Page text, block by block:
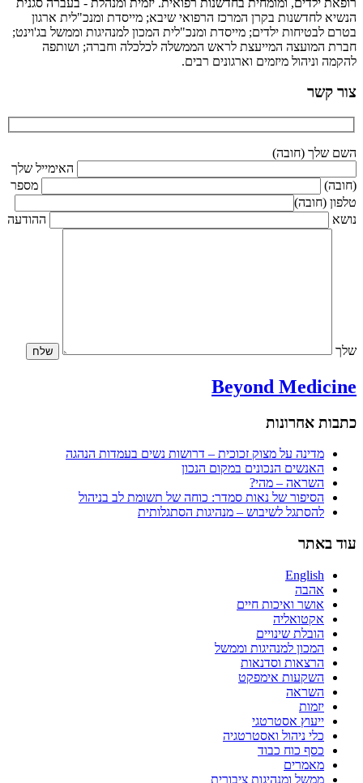
הנשיא לחדשנות בקרן המרכז הרפואי שיבא; מייסדת ומנכ"לית ארגון
בטרם לבטיחות ילדים; מייסדת ומנכ"לית המכון למנהיגות וממשל בג'וינט;
חברת המועצה המייעצת לראש הממשלה לכלכלה וחברה; ושותפה
להקמה וניהול מיזמים וארגונים רבים.
צור קשר
השם שלך (חובה)
האימייל שלך
(חובה)
מספר
טלפון (חובה)
נושא
ההודעה
שלך
Beyond Medicine
כתבות אחרונות
מדינה על מצוק זכוכית – דרושות נשים בעמדות הנהגה
האנשים הנכונים במקום הנכון
השראה – מהי?
הסיפור של נאות סמדר: כוחה של תשומת לב בניהול
להסתגל לשיבוש – מנהיגות הסתגלותית
עוד באתר
English
אהבה
אושר ואיכות חיים
אקטואליה
הובלת שינויים
המכון למנהיגות וממשל
הרצאות וסדנאות
השקעות אימפקט
השראה
יזמות
ייעוץ אסטרטגי
כלי ניהול ואסטרטגיה
כסף כוח כבוד
מאמרים
ממשל ומנהיגות ציבורית